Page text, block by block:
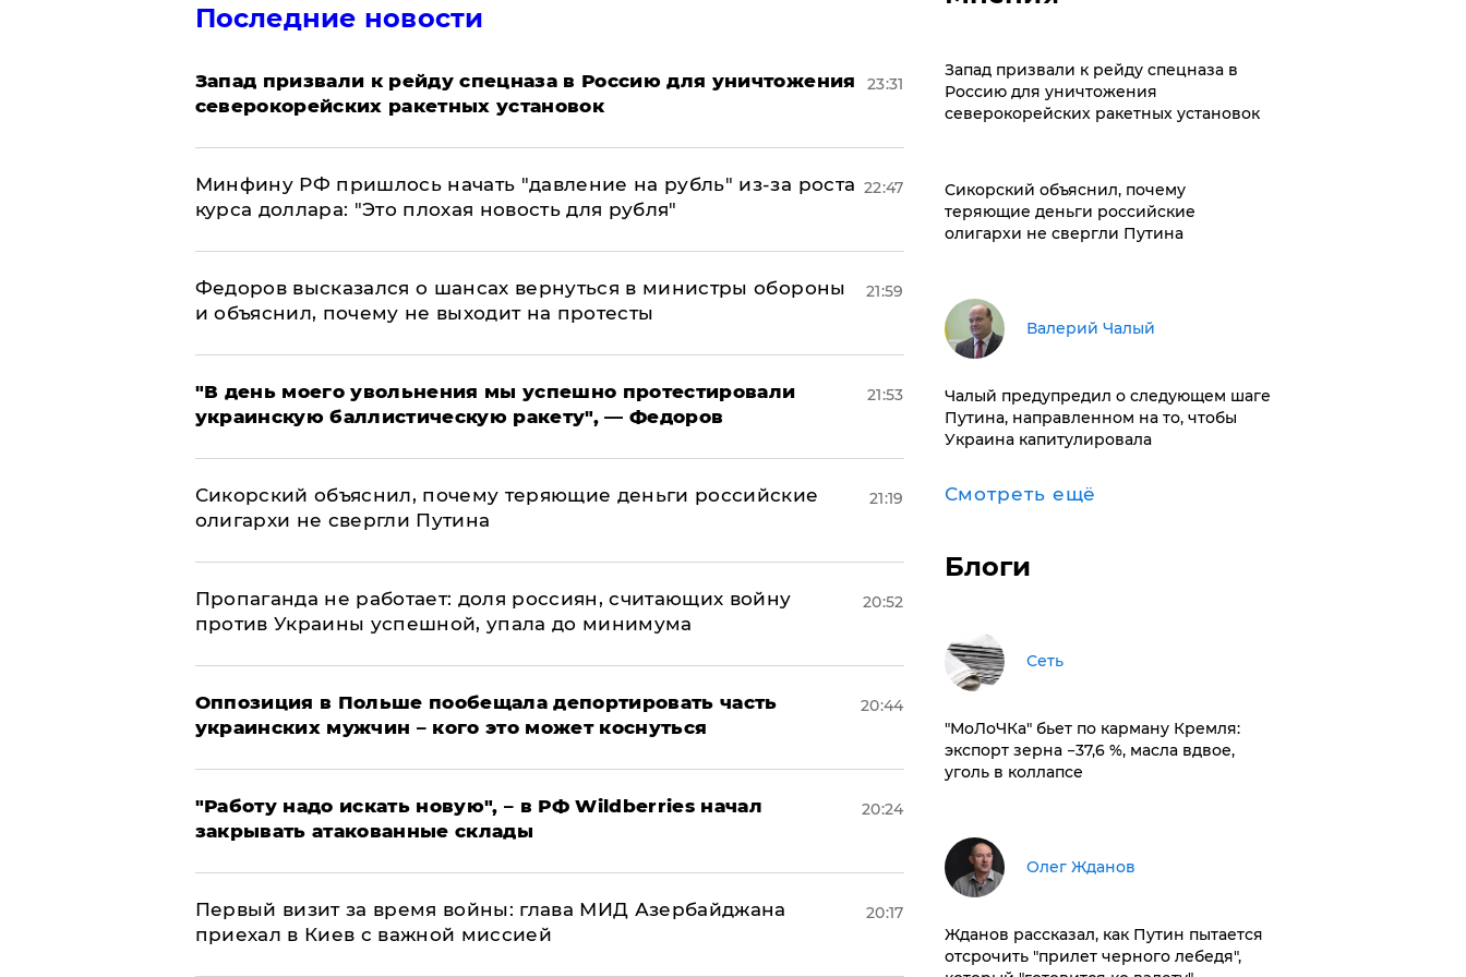
Последние новости
Запад призвали к рейду спецназа в Россию для уничтожения
северокорейских ракетных установок
23:31
Минфину РФ пришлось начать "давление на рубль" из-за роста
курса доллара: "Это плохая новость для рубля"
22:47
Федоров высказался о шансах вернуться в министры обороны
и объяснил, почему не выходит на протесты
21:59
​"В день моего увольнения мы успешно протестировали
украинскую баллистическую ракету", — Федоров
21:53
Сикорский объяснил, почему теряющие деньги российские
олигархи не свергли Путина
21:19
​Пропаганда не работает: доля россиян, считающих войну
против Украины успешной, упала до минимума
20:52
Оппозиция в Польше пообещала депортировать часть
украинских мужчин – кого это может коснуться
20:44
"Работу надо искать новую", – в РФ Wildberries начал
закрывать атакованные склады
20:24
Первый визит за время войны: глава МИД Азербайджана
приехал в Киев с важной миссией
20:17
Запад призвали к рейду спецназа в
Россию для уничтожения
северокорейских ракетных установок
Сикорский объяснил, почему
теряющие деньги российские
олигархи не свергли Путина
Валерий Чалый
Чалый предупредил о следующем шаге
Путина, направленном на то, чтобы
Украина капитулировала
Смотреть ещё
Блоги
Сеть
​"МоЛоЧКа" бьет по карману Кремля:
экспорт зерна −37,6 %, масла вдвое,
уголь в коллапсе
Олег Жданов
Жданов рассказал, как Путин пытается
отсрочить "прилет черного лебедя",